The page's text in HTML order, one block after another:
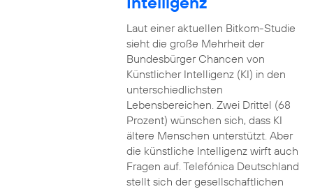
Laut einer aktuellen Bitkom-Studie
sieht die große Mehrheit der
Bundesbürger Chancen von
Künstlicher Intelligenz (KI) in den
unterschiedlichsten
Lebensbereichen. Zwei Drittel (68
Prozent) wünschen sich, dass KI
ältere Menschen unterstützt. Aber
die künstliche Intelligenz wirft auch
Fragen auf. Telefónica Deutschland
stellt sich der gesellschaftlichen